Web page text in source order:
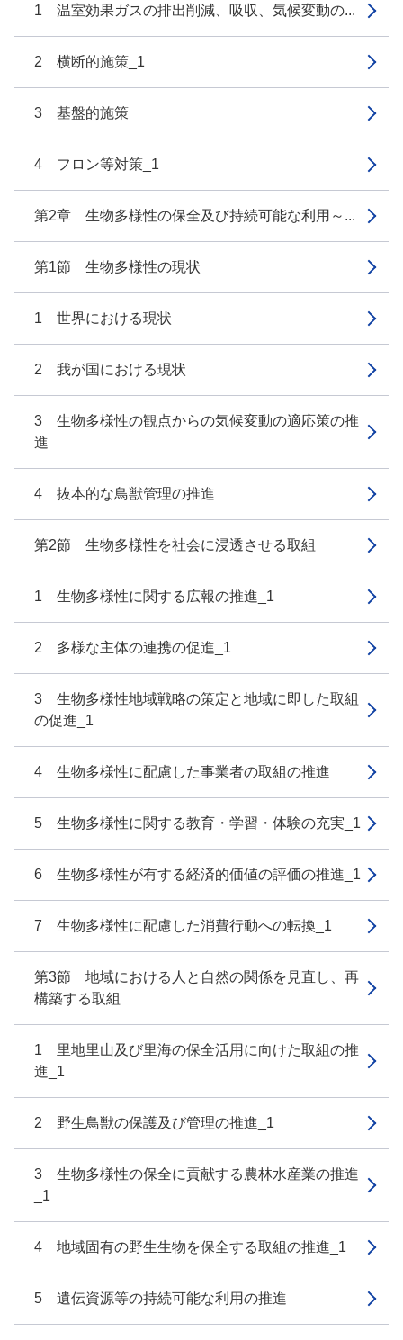
1 温室効果ガスの排出削減、吸収、気候変動の...
2 横断的施策_1
3 基盤的施策
4 フロン等対策_1
第2章 生物多様性の保全及び持続可能な利用～...
第1節 生物多様性の現状
1 世界における現状
2 我が国における現状
3 生物多様性の観点からの気候変動の適応策の推
進
4 抜本的な鳥獣管理の推進
第2節 生物多様性を社会に浸透させる取組
1 生物多様性に関する広報の推進_1
2 多様な主体の連携の促進_1
3 生物多様性地域戦略の策定と地域に即した取組
の促進_1
4 生物多様性に配慮した事業者の取組の推進
5 生物多様性に関する教育・学習・体験の充実_1
6 生物多様性が有する経済的価値の評価の推進_1
7 生物多様性に配慮した消費行動への転換_1
第3節 地域における人と自然の関係を見直し、再
構築する取組
1 里地里山及び里海の保全活用に向けた取組の推
進_1
2 野生鳥獣の保護及び管理の推進_1
3 生物多様性の保全に貢献する農林水産業の推進
_1
4 地域固有の野生生物を保全する取組の推進_1
5 遺伝資源等の持続可能な利用の推進